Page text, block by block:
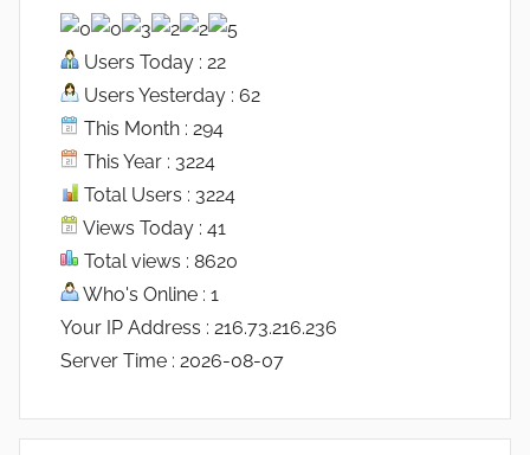
Users Today : 22
Users Yesterday : 62
This Month : 294
This Year : 3224
Total Users : 3224
Views Today : 41
Total views : 8620
Who's Online : 1
Your IP Address : 216.73.216.236
Server Time : 2026-08-07